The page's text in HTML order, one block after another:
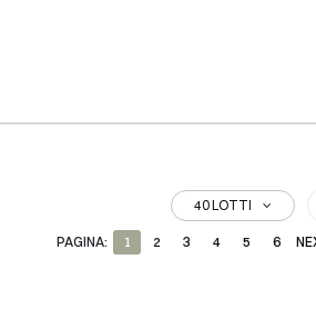
40 LOTTI
PAGINA: 1 2 3 4 5 6